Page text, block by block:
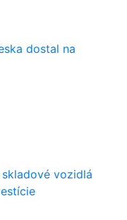
dostal na
vozidlá